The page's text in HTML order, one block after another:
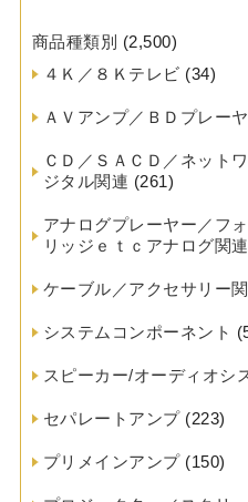
商品種類別 (2,500)
４Ｋ／８Ｋテレビ (34)
ＡＶアンプ／ＢＤプレー
ＣＤ／ＳＡＣＤ／ネット
ジタル関連 (261)
アナログプレーヤー／フ
リッジｅｔｃアナログ関連
ケーブル／アクセサリー
システムコンポーネント
スピーカー/オーディオシ
セパレートアンプ(223)
プリメインアンプ(150)